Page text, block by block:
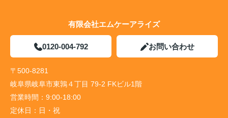
有限会社エムケーアライズ
0120-004-792 お問い合わせ
〒500-8281
岐阜県岐阜市東鶉４丁目 79-2 FKビル1階
営業時間： 9:00-18:00
定休日： 日・祝